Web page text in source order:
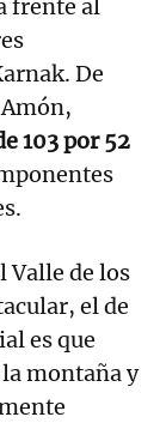
frente al
De
103 por 52
Valle de los
el de
es que
montaña y